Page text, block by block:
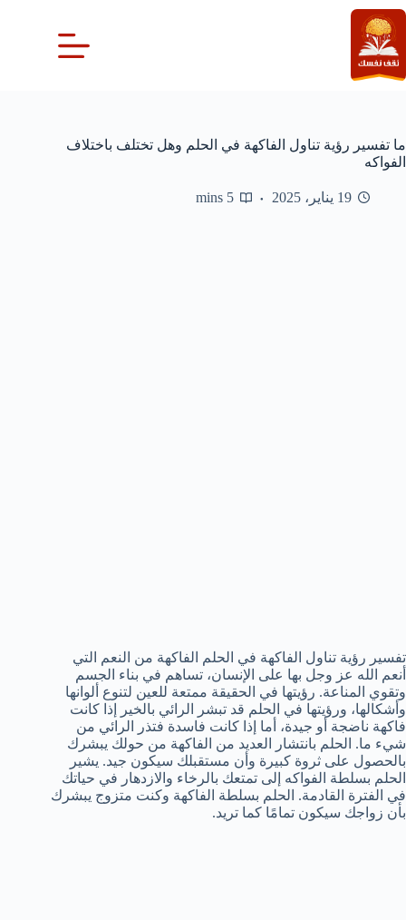
التجاوز
إلى
المحتوى
ما تفسير رؤية تناول الفاكهة في الحلم وهل تختلف باختلاف
الفواكه
19 يناير، 2025 5 mins
تفسير رؤية تناول الفاكهة في الحلم الفاكهة من النعم التي
أنعم الله عز وجل بها على الإنسان، تساهم في بناء الجسم
وتقوي المناعة. رؤيتها في الحقيقة ممتعة للعين لتنوع ألوانها
وأشكالها، ورؤيتها في الحلم قد تبشر الرائي بالخير إذا كانت
فاكهة ناضجة أو جيدة، أما إذا كانت فاسدة فتذر الرائي من
شيء ما. الحلم بانتشار العديد من الفاكهة من حولك يبشرك
بالحصول على ثروة كبيرة وأن مستقبلك سيكون جيد. يشير
الحلم بسلطة الفواكه إلى تمتعك بالرخاء والازدهار في حياتك
في الفترة القادمة. الحلم بسلطة الفاكهة وكنت متزوج يبشرك
بأن زواجك سيكون تمامًا كما تريد.